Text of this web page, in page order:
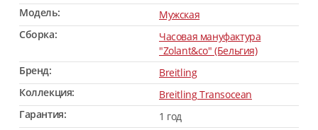
Модель:
Мужская
Сборка:
Часовая мануфактура
"Zolant&co" (Бельгия)
Бренд:
Breitling
Коллекция:
Breitling Transocean
Гарантия:
1 год